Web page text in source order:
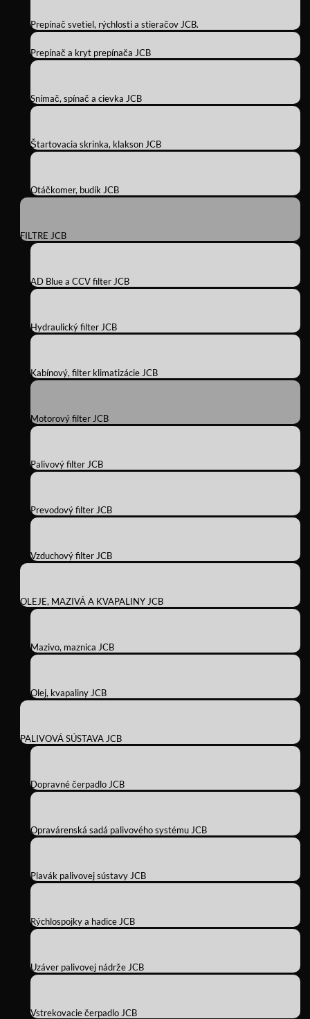
Prepínač svetiel, rýchlosti a stieračov JCB.
Prepínač a kryt prepínača JCB
Snímač, spínač a cievka JCB
Štartovacia skrinka, klakson JCB
Otáčkomer, budík JCB
FILTRE JCB
AD Blue a CCV filter JCB
Hydraulický filter JCB
Kabínový, filter klimatizácie JCB
Motorový filter JCB
Palivový filter JCB
Prevodový filter JCB
Vzduchový filter JCB
OLEJE, MAZIVÁ A KVAPALINY JCB
Mazivo, maznica JCB
Olej, kvapaliny JCB
PALIVOVÁ SÚSTAVA JCB
Dopravné čerpadlo JCB
Opravárenská sadá palivového systému JCB
Plavák palivovej sústavy JCB
Rýchlospojky a hadice JCB
Uzáver palivovej nádrže JCB
Vstrekovacie čerpadlo JCB